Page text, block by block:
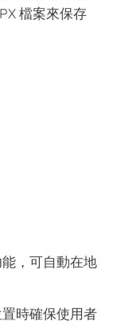
檔案來保存
，可自動在地
時確保使用者